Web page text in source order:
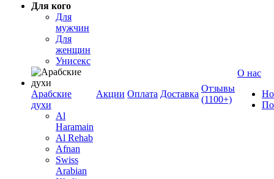
Для кого
Для
мужчин
Для
женщин
Унисекс
Арабские
духи
Al
Haramain
Al Rehab
Afnan
Swiss
Arabian
Акции Оплата Доставка
Отзывы
(1100+)
О нас